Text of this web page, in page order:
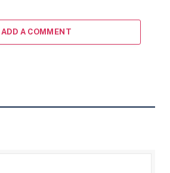
ADD A COMMENT